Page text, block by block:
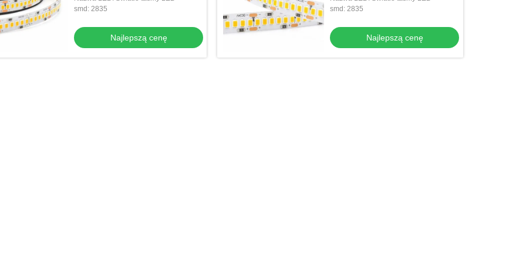
smd: 2835
Najlepszą cenę
smd: 2835
Najlepszą cenę